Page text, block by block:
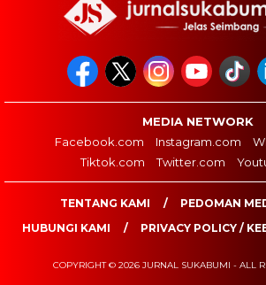
MEDIA NETWORK
Facebook.com
Instagram.com
Tiktok.com
Twitter.com
TENTANG KAMI
PEDOMAN
HUBUNGI KAMI
PRIVACY POLICY /
COPYRIGHT © 2026 JURNAL SUKABUMI - ALL